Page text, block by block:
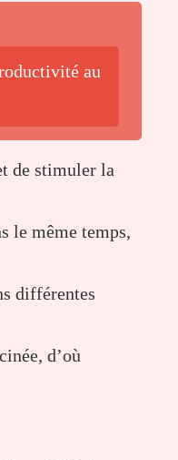
au
de stimuler la
le même temps,
différentes
d’où